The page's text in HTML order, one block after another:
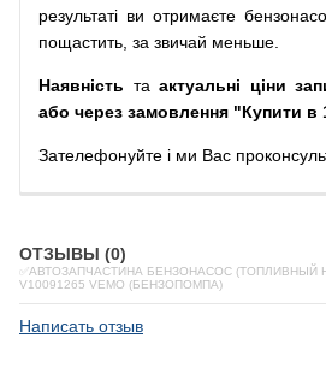
результаті ви отримаєте
пощастить, за звичай меньше.
Наявність та актуальні ціни
або через замовлення "Купити в
Зателефонуйте і ми Вас
ОТЗЫВЫ (0)
✅АВТОЗАПЧАСТИНА БЕНЗОНАСОС (ТОПЛИВНЫЙ
V10091265 VEMO (БЕНЗОПОМПА)
Написать отзыв